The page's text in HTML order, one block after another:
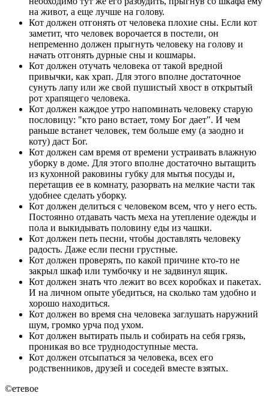
на живот, а еще лучше на голову.
Кот должен отгонять от человека плохие сны. Если кот
заметит, что человек ворочается в постели, он
непременно должен прыгнуть человеку на голову и
начать отгонять дурные сны и кошмары.
Кот должен отучать человека от такой вредной
привычки, как храп. Для этого вполне достаточное
сунуть лапу или же свой пушистый хвост в открытый
рот храпящего человека.
Кот должен каждое утро напоминать человеку старую
пословицу: "кто рано встает, тому Бог дает". И чем
раньше встанет человек, тем больше ему (а заодно и
коту) даст Бог.
Кот должен сам время от времени устраивать влажную
уборку в доме. Для этого вполне достаточно вытащить
из кухонной раковины губку для мытья посуды и,
перетащив ее в комнату, разорвать на мелкие части так
удобнее сделать уборку.
Кот должен делиться с человеком всем, что у него есть.
Постоянно отдавать часть меха на утепление одежды и
пола и выкидывать половину еды из чашки.
Кот должен петь песни, чтобы доставлять человеку
радость. Даже если песни грустные.
Кот должен проверять, по какой причине кто-то не
закрыл шкаф или тумбочку и не задвинул ящик.
Кот должен знать что лежит во всех коробках и пакетах.
И на личном опыте убедиться, на сколько там удобно и
хорошо находиться.
Кот должен во время сна человека заглушать наружний
шум, громко урча под ухом.
Кот должен вытирать пыль и собирать на себя грязь,
проникая во все труднодоступные места.
Кот должен отсыпаться за человека, всех его
родственников, друзей и соседей вместе взятых.
©етевое